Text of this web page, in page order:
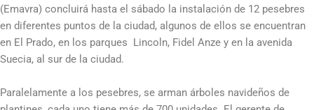
(Emavra) concluirá hasta el sábado la instalación de 12 pesebres
en diferentes puntos de la ciudad, algunos de ellos se encuentran
en El Prado, en los parques Lincoln, Fidel Anze y en la avenida
Suecia, al sur de la ciudad.
Paralelamente a los pesebres, se arman árboles navideños de